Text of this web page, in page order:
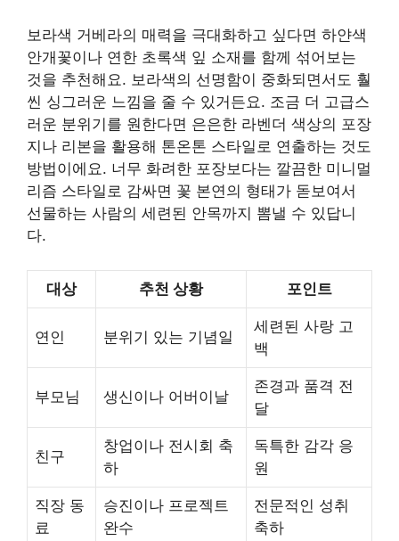
보라색 거베라의 매력을 극대화하고 싶다면 하얀색
안개꽃이나 연한 초록색 잎 소재를 함께 섞어보는
것을 추천해요. 보라색의 선명함이 중화되면서도 훨
씬 싱그러운 느낌을 줄 수 있거든요. 조금 더 고급스
러운 분위기를 원한다면 은은한 라벤더 색상의 포장
지나 리본을 활용해 톤온톤 스타일로 연출하는 것도
방법이에요. 너무 화려한 포장보다는 깔끔한 미니멀
리즘 스타일로 감싸면 꽃 본연의 형태가 돋보여서
선물하는 사람의 세련된 안목까지 뽐낼 수 있답니
다.
대상 추천 상황 포인트
연인 분위기 있는 기념일
세련된 사랑 고
백
부모님 생신이나 어버이날
존경과 품격 전
달
친구
창업이나 전시회 축
하
독특한 감각 응
원
직장 동
료
승진이나 프로젝트
완수
전문적인 성취
축하